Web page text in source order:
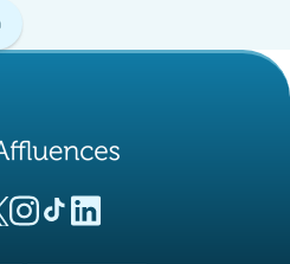
pestaña)
(nueva pestaña)
(nueva pestaña)
(nueva pestaña)